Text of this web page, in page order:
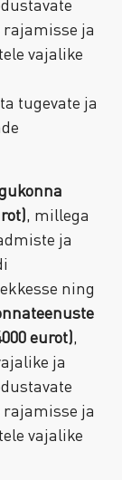
rajamisse ja
vajalike
tugevate ja
, millega
ja
ning
eurot),
ja
rajamisse ja
vajalike